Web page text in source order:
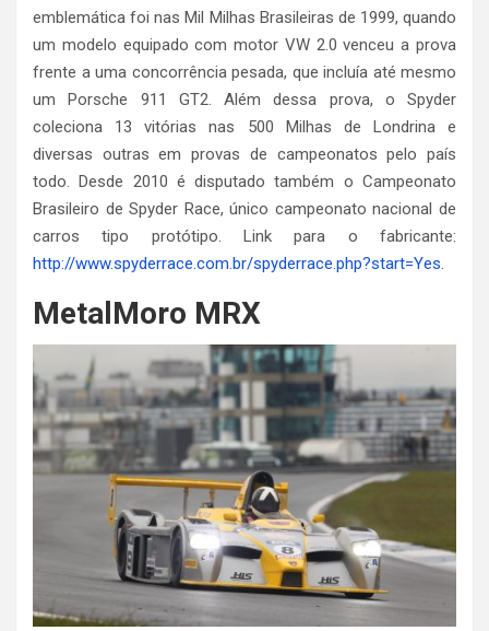
emblemática foi nas Mil Milhas Brasileiras de 1999, quando
um modelo equipado com motor VW 2.0 venceu a prova
frente a uma concorrência pesada, que incluía até mesmo
um Porsche 911 GT2. Além dessa prova, o Spyder
coleciona 13 vitórias nas 500 Milhas de Londrina e
diversas outras em provas de campeonatos pelo país
todo. Desde 2010 é disputado também o Campeonato
Brasileiro de Spyder Race, único campeonato nacional de
carros tipo protótipo. Link para o fabricante:
http://www.spyderrace.com.br/spyderrace.php?start=Yes.
MetalMoro MRX